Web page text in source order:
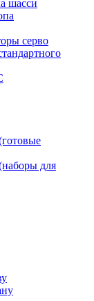
шасси
серво
для